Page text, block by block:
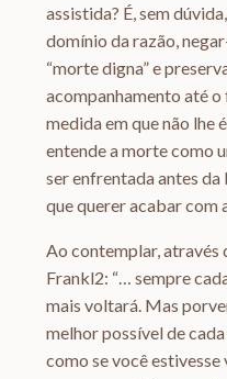
assistida? É, sem
domínio da razão,
“morte digna” e
acompanhamento até
medida em que não lhe
entende a morte como
ser enfrentada antes
que querer acabar com
Ao contemplar, através
Frankl2: “… sempre
mais voltará. Mas
melhor possível de
como se você